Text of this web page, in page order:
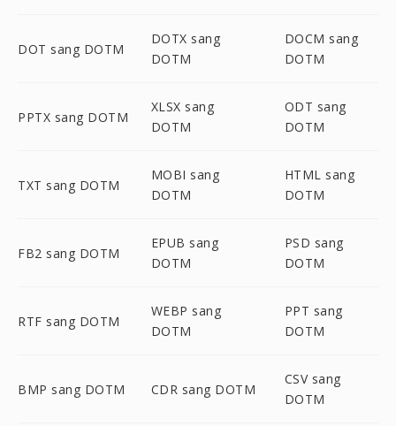
DOT sang DOTM
DOTX sang
DOTM
DOCM sang
DOTM
PPTX sang DOTM
XLSX sang
DOTM
ODT sang
DOTM
TXT sang DOTM
MOBI sang
DOTM
HTML sang
DOTM
FB2 sang DOTM
EPUB sang
DOTM
PSD sang
DOTM
RTF sang DOTM
WEBP sang
DOTM
PPT sang
DOTM
BMP sang DOTM CDR sang DOTM
CSV sang
DOTM